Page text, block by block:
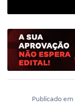
Publicado em